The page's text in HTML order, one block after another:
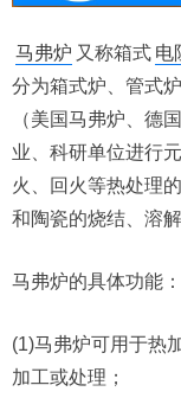
马弗炉 又称箱式 电
分为箱式炉、管式
（美国马弗炉、德
业、科研单位进行
火、回火等热处理
和陶瓷的烧结、溶
马弗炉的具体功能：
(1)马弗炉可用于热
加工或处理；